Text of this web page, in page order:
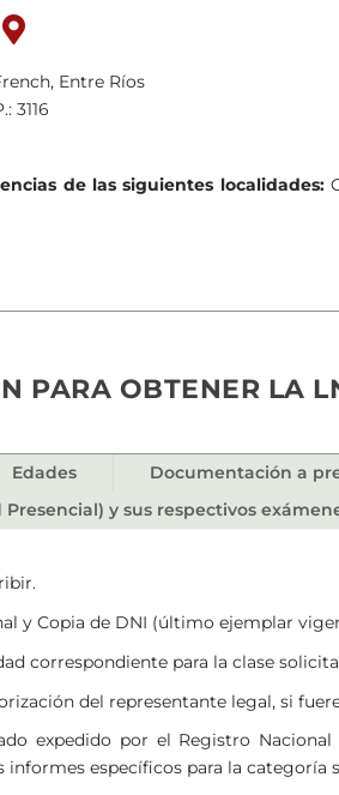

Entre Ríos
3116
de las siguientes localidades:
PARA OBTENER LA
Edades Documentación a
y sus respectivos
y Copia de DNI (último ejemplar
correspondiente para la clase
del representante legal, si
expedido por el Registro
informes específicos para la